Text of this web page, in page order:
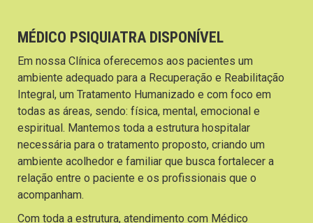
MÉDICO PSIQUIATRA DISPONÍVEL
Em nossa Clínica oferecemos aos pacientes um
ambiente adequado para a Recuperação e Reabilitação
Integral, um Tratamento Humanizado e com foco em
todas as áreas, sendo: física, mental, emocional e
espiritual. Mantemos toda a estrutura hospitalar
necessária para o tratamento proposto, criando um
ambiente acolhedor e familiar que busca fortalecer a
relação entre o paciente e os profissionais que o
acompanham.
Com toda a estrutura, atendimento com Médico